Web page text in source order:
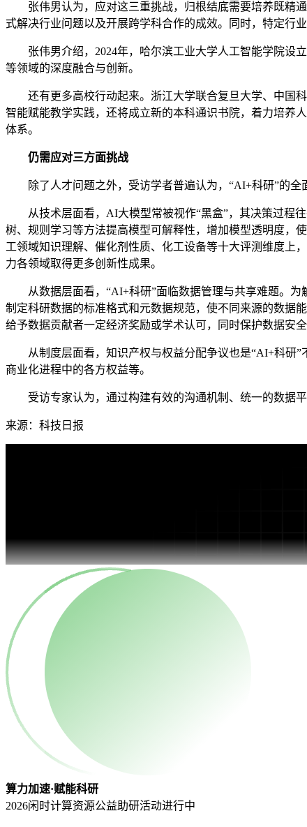
张伟男认为，应对这三重挑战，归根结底需要培养既精通
式解决行业问题以及开展跨学科合作的成效。同时，特定行
张伟男介绍，2024年，哈尔滨工业大学人工智能学院设立
等领域的深度融合与创新。
还有更多高校行动起来。浙江大学联合复旦大学、中国科
智能赋能教学实践，还将成立新的本科通识书院，着力培
体系。
仍需应对三方面挑战
除了人才问题之外，受访学者普遍认为，“AI+科研”的全
从技术层面看，AI大模型常被视作“黑盒”，其决策过程往
树、规则学习等方法提高模型可解释性，增加模型透明度，
工领域知识理解、催化剂性质、化工设备等十大评测维度上
力各领域取得更多创新性成果。
从数据层面看，“AI+科研”面临数据管理与共享难题。为
制定科研数据的标准格式和元数据规范，使不同来源的数据
给予数据贡献者一定经济奖励或学术认可，同时保护数据安全
从制度层面看，知识产权与权益分配争议也是“AI+科研”
商业化进程中的各方权益等。
受访专家认为，通过构建有效的沟通机制、统一的数据平
来源：科技日报
算力加速·赋能科研
2026闲时计算资源公益助研活动进行中